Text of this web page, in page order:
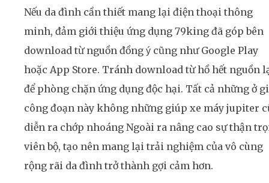
Nếu da đình cần thiết mang lại điện thoại thông
minh, đảm giới thiệu ứng dụng 79king đã góp bên
download từ nguồn đồng ý cũng như Google Play
hoặc App Store. Tránh download từ hồ hết nguồn
để phòng chặn ứng dụng độc hại. Tất cả những ở
công đoạn này không những giúp xe máy jupiter
diễn ra chớp nhoáng Ngoài ra nâng cao sự thận
viên bộ, tạo nên mang lại trải nghiệm của vô cùng
rộng rãi da đình trở thành gợi cảm hơn.